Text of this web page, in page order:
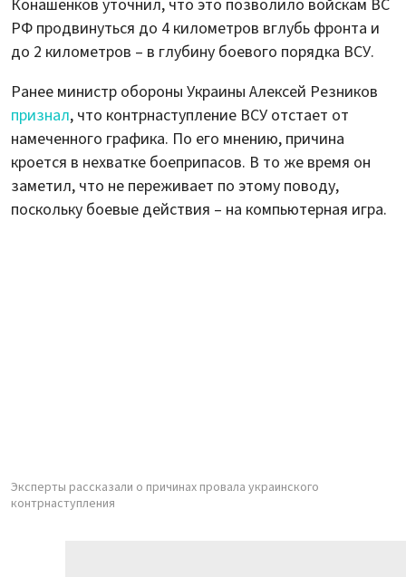
Конашенков уточнил, что это позволило войскам ВС
РФ продвинуться до 4 километров вглубь фронта и
до 2 километров – в глубину боевого порядка ВСУ.
Ранее министр обороны Украины Алексей Резников
признал, что контрнаступление ВСУ отстает от
намеченного графика. По его мнению, причина
кроется в нехватке боеприпасов. В то же время он
заметил, что не переживает по этому поводу,
поскольку боевые действия – на компьютерная игра.
Эксперты рассказали о причинах провала украинского
контрнаступления